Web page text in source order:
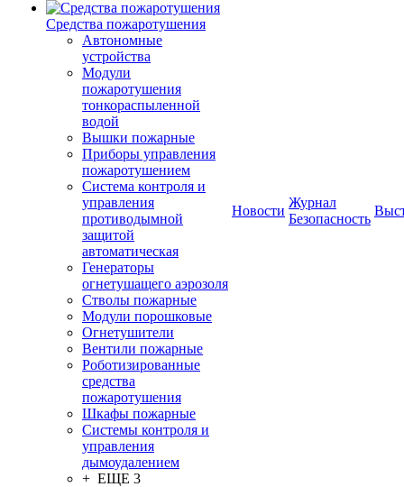
Средства пожаротушения
Автономные
устройства
Модули
пожаротушения
тонкораспыленной
водой
Вышки пожарные
Приборы управления
пожаротушением
Система контроля и
управления
противодымной
защитой
автоматическая
Генераторы
огнетушащего аэрозоля
Стволы пожарные
Модули порошковые
Огнетушители
Вентили пожарные
Роботизированные
средства
пожаротушения
Шкафы пожарные
Системы контроля и
управления
дымоудалением
+ ЕЩЕ 3
Новости
Журнал
Безопасность